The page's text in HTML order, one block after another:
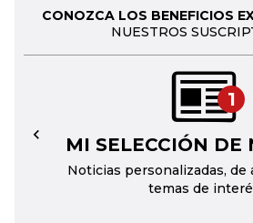
CONOZCA LOS BENEFICIOS
NUESTROS
1
MI SELECCIÓN DE
Noticias personalizadas, de
temas de
←